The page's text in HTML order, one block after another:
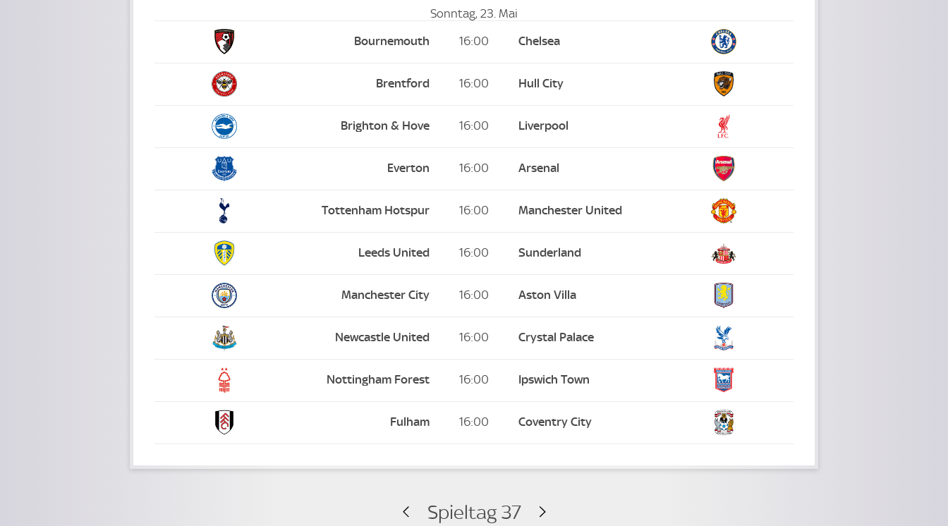
Sonntag, 23. Mai
Bournemouth
16:00 Chelsea
Brentford 16:00 Hull City
Brighton & Hove 16:00 Liverpool
Everton 16:00 Arsenal
Tottenham Hotspur 16:00 Manchester United
Leeds United 16:00 Sunderland
Manchester City 16:00 Aston Villa
Newcastle United 16:00 Crystal Palace
Nottingham Forest 16:00 Ipswich Town
Fulham 16:00 Coventry City
Spieltag 37